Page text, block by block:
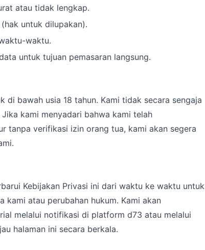
atau tidak lengkap.
untuk dilupakan).
waktu.
untuk tujuan pemasaran langsung.
di bawah usia 18 tahun. Kami tidak secara sengaja
kami menyadari bahwa kami telah
tanpa verifikasi izin orang tua, kami akan segera
Kebijakan Privasi ini dari waktu ke waktu untuk
kami atau perubahan hukum. Kami akan
melalui notifikasi di platform d73 atau melalui
halaman ini secara berkala.